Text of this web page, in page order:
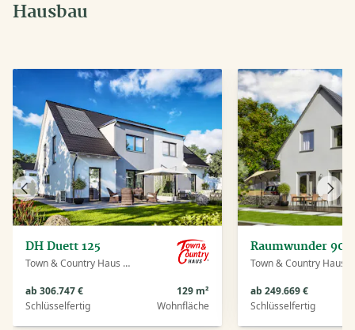
Hausbau
DH Duett 125
Town & Country Haus Deutschland
ab 306.747 €
Schlüsselfertig
129 m²
Wohnfläche
Raumwunder 90
ab 249.669 €
Schlüsselfertig
Vorheriges
Haus
Haus